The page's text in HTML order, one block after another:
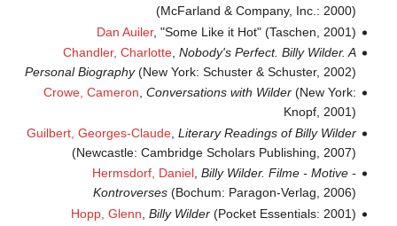
(McFarland & Company, Inc.: 2000)
Dan Auiler, "Some Like it Hot" (Taschen, 2001)
Chandler, Charlotte, Nobody's Perfect. Billy Wilder. A
Personal Biography(New York: Schuster & Schuster, 2002)
Crowe, Cameron, Conversations with Wilder(New York:
Knopf, 2001)
Guilbert, Georges-Claude, Literary Readings of Billy Wilder
(Newcastle: Cambridge Scholars Publishing, 2007)
Hermsdorf, Daniel, Billy Wilder. Filme - Motive -
Kontroverses(Bochum: Paragon-Verlag, 2006)
Hopp, Glenn Billy Wilder(Pocket Essentials: 2001)